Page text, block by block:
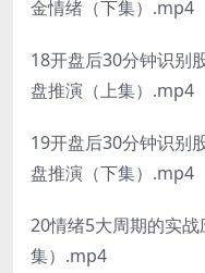
金情绪（下集）.mp4
18开盘后30分钟识别
盘推演（上集）.mp4
19开盘后30分钟识别
盘推演（下集）.mp4
20情绪5大周期的实
集）.mp4